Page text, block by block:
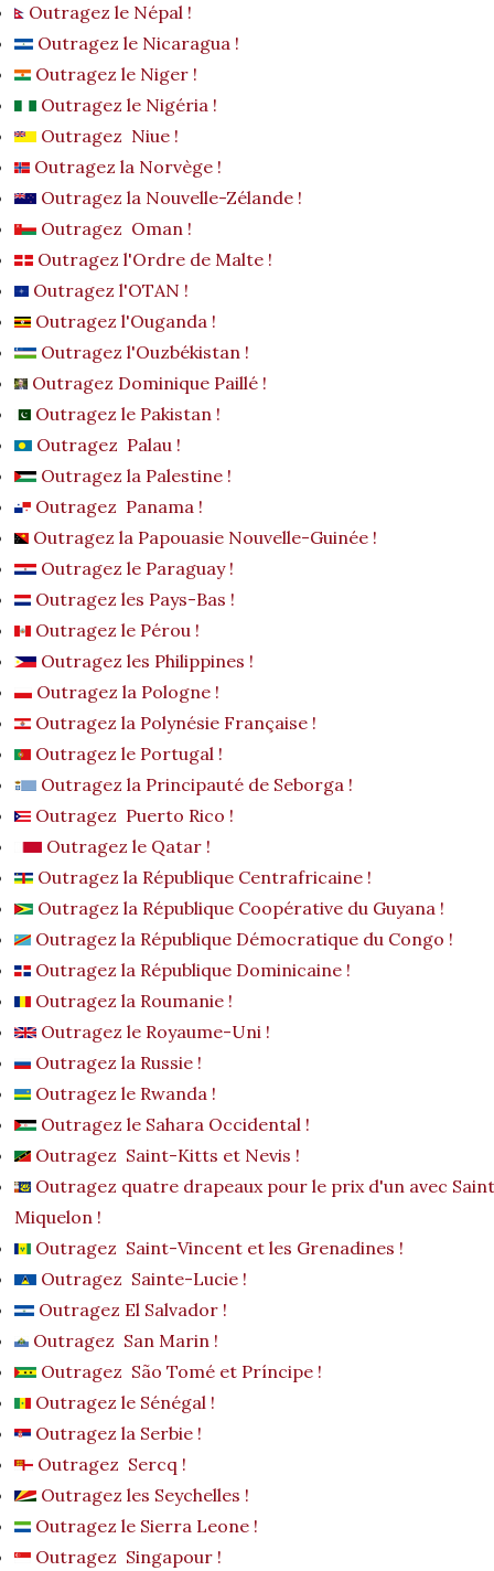
Outragez le Népal !
Outragez le Nicaragua !
Outragez le Niger !
Outragez le Nigéria !
Outragez Niue !
Outragez la Norvège !
Outragez la Nouvelle-Zélande !
Outragez Oman !
Outragez l'Ordre de Malte !
Outragez l'OTAN !
Outragez l'Ouganda !
Outragez l'Ouzbékistan !
Outragez Dominique Paillé !
Outragez le Pakistan !
Outragez Palau !
Outragez la Palestine !
Outragez Panama !
Outragez la Papouasie Nouvelle-Guinée !
Outragez le Paraguay !
Outragez les Pays-Bas !
Outragez le Pérou !
Outragez les Philippines !
Outragez la Pologne !
Outragez la Polynésie Française !
Outragez le Portugal !
Outragez la Principauté de Seborga !
Outragez Puerto Rico !
Outragez le Qatar !
Outragez la République Centrafricaine !
Outragez la République Coopérative du Guyana !
Outragez la République Démocratique du Congo !
Outragez la République Dominicaine !
Outragez la Roumanie !
Outragez le Royaume-Uni !
Outragez la Russie !
Outragez le Rwanda !
Outragez le Sahara Occidental !
Outragez Saint-Kitts et Nevis !
Outragez quatre drapeaux pour le prix d'un avec
Miquelon !
Outragez Saint-Vincent et les Grenadines !
Outragez Sainte-Lucie !
Outragez El Salvador !
Outragez San Marin !
Outragez São Tomé et Príncipe !
Outragez le Sénégal !
Outragez la Serbie !
Outragez Sercq !
Outragez les Seychelles !
Outragez le Sierra Leone !
Outragez Singapour !